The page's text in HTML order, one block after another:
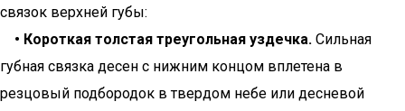
связок верхней губы:
• Короткая толстая треугольная уздечка. Сильная
губная связка десен с нижним концом вплетена в
резцовый подбородок в твердом небе или десневой